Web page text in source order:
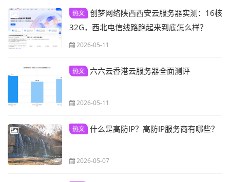
热文 创梦网络陕西西安云服务器实测：16核
32G，西北电信线路跑起来到底怎么样？
2026-05-11
热文 六六云香港云服务器全面测评
2026-05-11
热文 什么是高防IP？高防IP服务商有哪些？
2026-05-07